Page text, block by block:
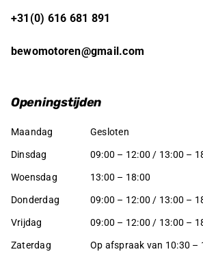
+31(0) 616 681 891
bewomotoren@gmail.com
Openingstijden
Maandag Gesloten
Dinsdag 09:00 – 12:00 / 13:00 –
Woensdag 13:00 – 18:00
Donderdag 09:00 – 12:00 / 13:00 –
Vrijdag 09:00 – 12:00 / 13:00 –
Zaterdag Op afspraak van 10:30 –